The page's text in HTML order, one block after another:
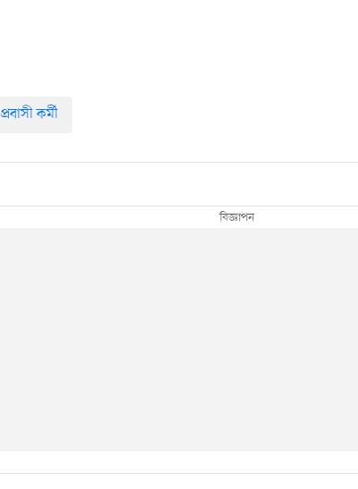
প্রবাসী কর্মী